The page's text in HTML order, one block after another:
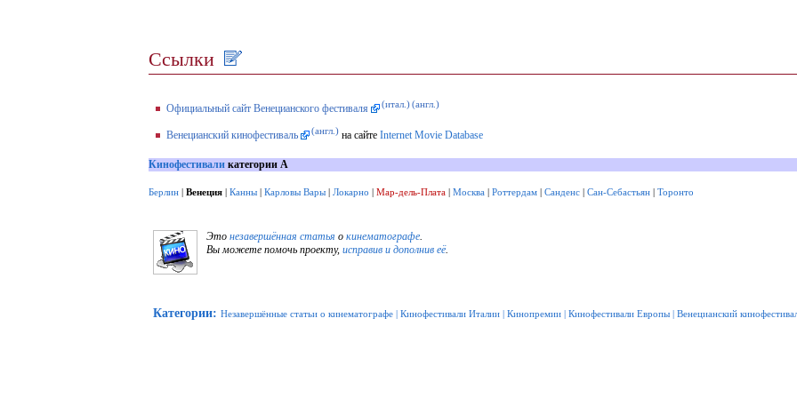
Ссылки
Официальный сайт Венецианского фестиваля (итал.)(англ.)
Венецианский кинофестиваль (англ.) на сайтеInternet Movie Database
Кинофестивали категории А
Берлин | Венеция | Канны | Карловы Вары | Локарно | Мар-дель-Плата | Москва | Роттердам | Санденс | Сан-Себастьян | Торонто
Это незавершённая статья о кинематографе
Вы можете помочь проекту, исправив и дополнив её.
Категории: Незавершённые статьи о кинематографе | Кинофестивали Италии | Кинопремии | Кинофестивали Европы | Венецианский